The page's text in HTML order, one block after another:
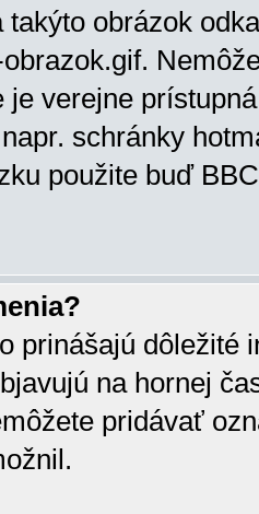
obrázok
je verejne
schránky
použite buď
prinášajú dôležité
na hornej
pridávať